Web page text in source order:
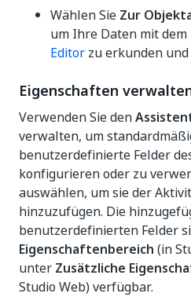
Wählen Sie Zur
um Ihre Daten mit dem
Editor zu erkunden
Eigenschaften
Verwenden Sie den
verwalten, um
benutzerdefinierte Felder
konfigurieren oder zu
auswählen, um sie der
hinzuzufügen. Die
benutzerdefinierten Felder
Eigenschaftenbereich (in
unter Zusätzliche
Studio Web) verfügbar.